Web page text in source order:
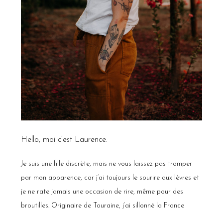
Hello, moi c’est Laurence.
Je suis une fille discrète, mais ne vous laissez pas tromper
par mon apparence, car j’ai toujours le sourire aux lèvres et
je ne rate jamais une occasion de rire, même pour des
broutilles. Originaire de Touraine, j’ai sillonné la France